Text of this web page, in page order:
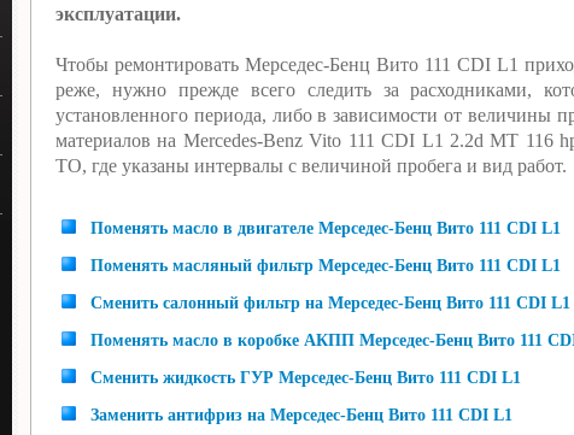
эксплуатации.
Чтобы ремонтировать Мерседес-Бенц Вито 111 CDI L1
реже, нужно прежде всего следить за расходниками,
установленного периода, либо в зависимости от величины
материалов на Mercedes-Benz Vito 111 CDI L1 2.2d MT 116
ТО, где указаны интервалы с величиной пробега и вид работ.
Поменять масло в двигателе Мерседес-Бенц Вито 111 CDI L1
Поменять масляный фильтр Мерседес-Бенц Вито 111 CDI L1
Сменить салонный фильтр на Мерседес-Бенц Вито 111 CDI L1
Поменять масло в коробке АКПП Мерседес-Бенц Вито 111
Сменить жидкость ГУР Мерседес-Бенц Вито 111 CDI L1
Заменить антифриз на Мерседес-Бенц Вито 111 CDI L1